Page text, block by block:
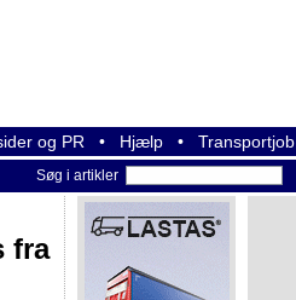
og PR • Hjælp • Transportjob
Søg i artikler
fra